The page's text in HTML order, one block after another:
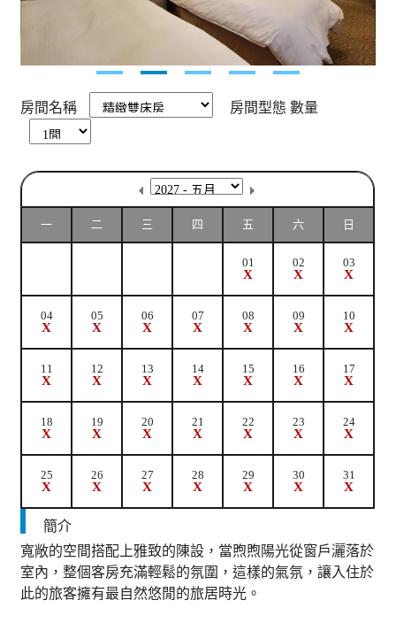
房間名稱 房間型態 數量
一 二 三 四 五 六 日
01
X
02
X
03
X
04
X
05
X
06
X
07
X
08
X
09
X
10
X
11
X
12
X
13
X
14
X
15
X
16
X
17
X
18
X
19
X
20
X
21
X
22
X
23
X
24
X
25
X
26
X
27
X
28
X
29
X
30
X
31
X
簡介
寬敞的空間搭配上雅致的陳設，當煦煦陽光從窗戶灑落於
室內，整個客房充滿輕鬆的氛圍，這樣的氣氛，讓入住於
此的旅客擁有最自然悠閒的旅居時光。